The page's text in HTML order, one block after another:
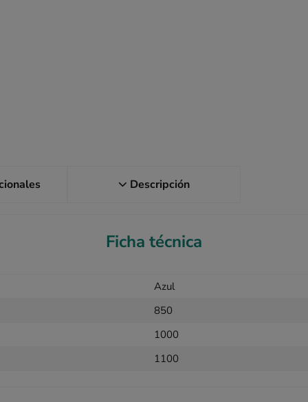
Descripción
Ficha técnica
Azul
850
1000
1100